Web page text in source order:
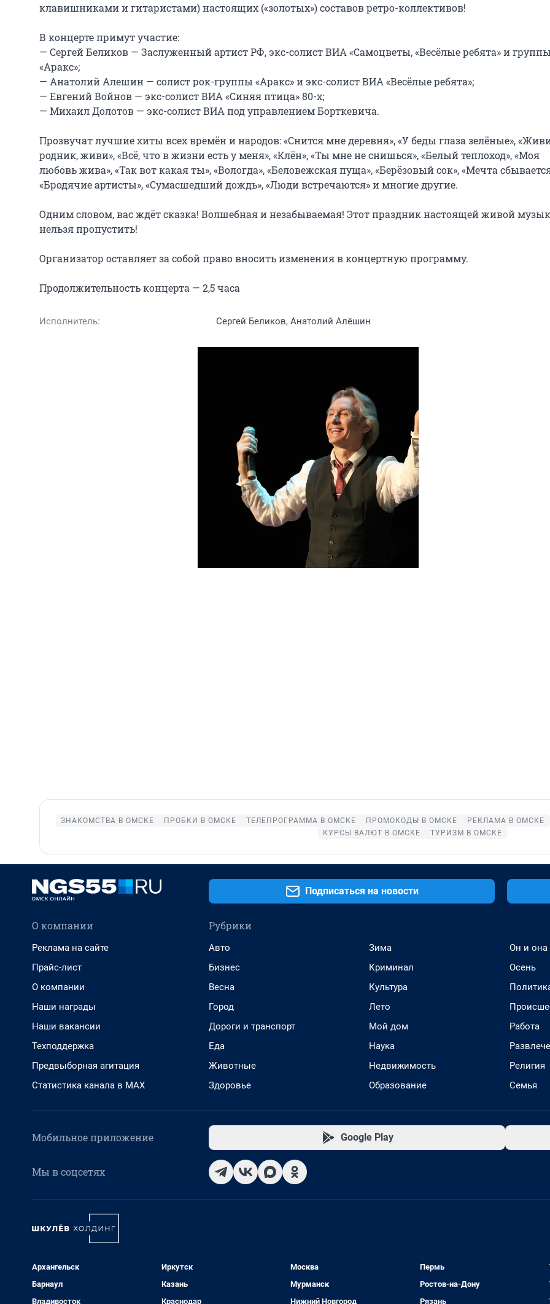
клавишниками и гитаристами) настоящих («золотых») составов ретро-коллективов!
В концерте примут участие:
— Сергей Беликов — Заслуженный артист РФ, экс-солист ВИА «Самоцветы, «Весёлые ребята» и
«Аракс»;
— Анатолий Алешин — солист рок-группы «Аракс» и экс-солист ВИА «Весёлые ребята»;
— Евгений Войнов — экс-солист ВИА «Синяя птица» 80-х;
— Михаил Долотов — экс-солист ВИА под управлением Борткевича.
Прозвучат лучшие хиты всех времён и народов: «Снится мне деревня», «У беды глаза зелёные»,
родник, живи», «Всё, что в жизни есть у меня», «Клён», «Ты мне не снишься», «Белый теплоход», «Моя
любовь жива», «Так вот какая ты», «Вологда», «Беловежская пуща», «Берёзовый сок», «Мечта
«Бродячие артисты», «Сумасшедший дождь», «Люди встречаются» и многие другие.
Одним словом, вас ждёт сказка! Волшебная и незабываемая! Этот праздник настоящей живой
нельзя пропустить!
Организатор оставляет за собой право вносить изменения в концертную программу.
Продолжительность концерта — 2,5 часа
Исполнитель: Сергей Беликов, Анатолий Алёшин
ЗНАКОМСТВА В ОМСКЕ ПРОБКИ В ОМСКЕ ТЕЛЕПРОГРАММА В ОМСКЕ ПРОМОКОДЫ В ОМСКЕ
РЕКЛАМА В ОМСКЕ
КУРСЫ ВАЛЮТ В ОМСКЕ
ТУРИЗМ В ОМСКЕ
Подписаться на новости
О компании
Реклама на сайте
Прайс-лист
О компании
Наши награды
Наши вакансии
Техподдержка
Предвыборная агитация
Статистика канала в MAX
Рубрики
Авто
Бизнес
Весна
Город
Дороги и транспорт
Еда
Животные
Здоровье
Зима
Криминал
Культура
Лето
Мой дом
Наука
Недвижимость
Образование
Он и она
Осень
Работа
Религия
Семья
Мобильное приложение Google Play
Мы в соцсетях
Архангельск
Барнаул
Владивосток
Иркутск
Казань
Краснодар
Москва
Мурманск
Нижний Новгород
Пермь
Ростов-на-Дону
Рязань